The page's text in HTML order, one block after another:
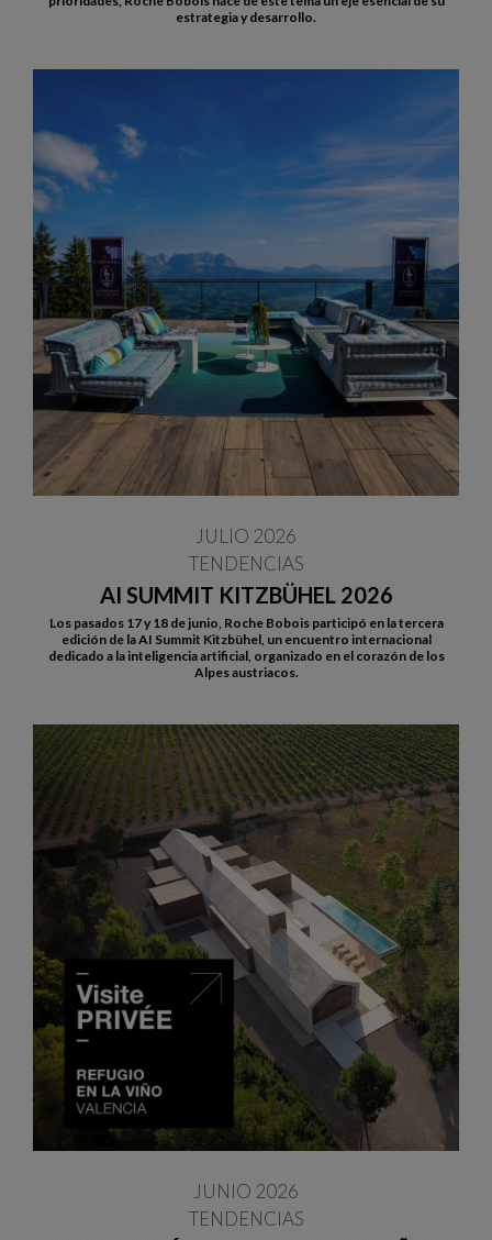
estrategia y desarrollo.
AI SUMMIT KITZBÜHEL 2026
JULIO 2026
TENDENCIAS
Los pasados 17 y 18 de junio, Roche Bobois participó en la tercera
edición de la AI Summit Kitzbühel, un encuentro internacional
dedicado a la inteligencia artificial, organizado en el corazón de los
Alpes austriacos.
JUNIO 2026
TENDENCIAS